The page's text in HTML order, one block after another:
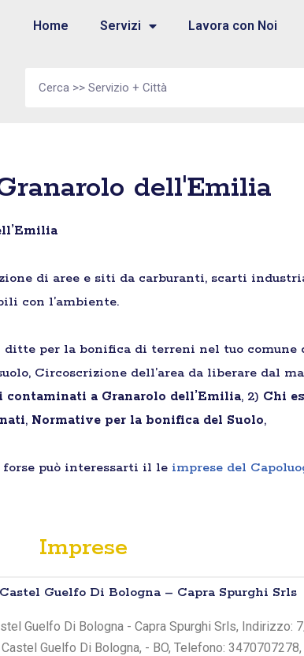
Home Servizi Lavora con Noi
dell'Emilia
di aree e siti da carburanti, scarti
con l’ambiente.
per la bonifica di terreni nel tuo comune
Circoscrizione dell’area da liberare dal
a Granarolo dell’Emilia, 2) Chi
, Normative per la bonifica del Suolo,
può interessarti il le imprese del
Imprese
Guelfo Di Bologna – Capra Spurghi Srls
Guelfo Di Bologna - Capra Spurghi Srls, Indirizzo:
Guelfo Di Bologna, - BO, Telefono: